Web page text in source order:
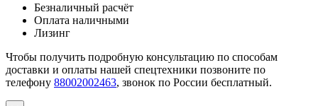
Безналичный расчёт
Оплата наличными
Лизинг
Чтобы получить подробную консультацию по способам
доставки и оплаты нашей спецтехники позвоните по
телефону 88002002463, звонок по России бесплатный.